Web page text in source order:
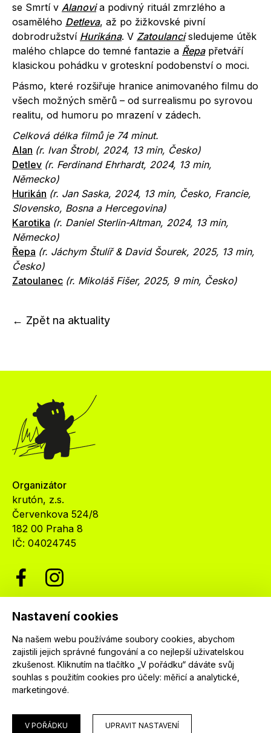
Nastavení cookies
Na našem webu používáme soubory cookies, abychom
zajistili jejich správné fungování a co nejlepší uživatelskou
zkušenost. Kliknutím na tlačítko „V pořádku“ dáváte svůj
souhlas s použitím cookies pro účely: měřicí a analytické,
marketingové.
V POŘÁDKU UPRAVIT NASTAVENÍ
se Smrtí v Alanovi a podivný rituál zmrzlého a
osamělého Detleva, až po žižkovské pivní
dobrodružství Hurikána. V Zatoulanci sledujeme útěk
malého chlapce do temné fantazie a Řepa přetváří
klasickou pohádku v groteskní podobenství o moci.
Pásmo, které rozšiřuje hranice animovaného filmu do
všech možných směrů – od surrealismu po syrovou
realitu, od humoru po mrazení v zádech.
Celková délka filmů je 74 minut.
Alan (r. Ivan Štrobl, 2024, 13 min, Česko)
Detlev (r. Ferdinand Ehrhardt, 2024, 13 min,
Německo)
Hurikán (r. Jan Saska, 2024, 13 min, Česko, Francie,
Slovensko, Bosna a Hercegovina)
Karotika (r. Daniel Sterlin-Altman, 2024, 13 min,
Německo)
Řepa (r. Jáchym Štulíř & David Šourek, 2025, 13 min,
Česko)
Zatoulanec (r. Mikoláš Fišer, 2025, 9 min, Česko)
← Zpět na aktuality
Organizátor
krutón, z.s.
Červenkova 524/8
182 00 Praha 8
IČ: 04024745
Newsletter
Nenechte si ujít nejnovější informace o festivalu.
Přihlaste se k našemu newsletteru a dostávejte
informace o našich programech jako první.